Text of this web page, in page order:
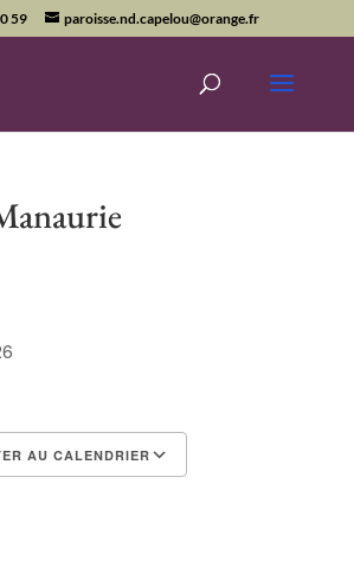
59 paroisse.nd.capelou@orange.fr
AU CALENDRIER